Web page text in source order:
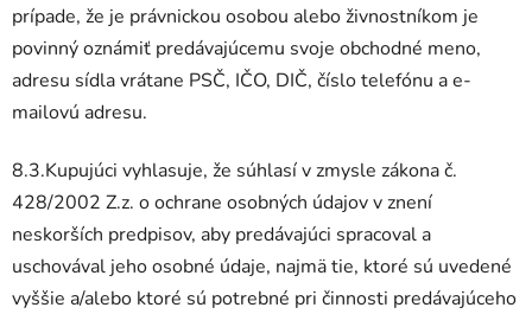
prípade, že je právnickou osobou alebo živnostníkom je
povinný oznámiť predávajúcemu svoje obchodné meno,
adresu sídla vrátane PSČ, IČO, DIČ, číslo telefónu a e-
mailovú adresu.
8.3.Kupujúci vyhlasuje, že súhlasí v zmysle zákona č.
428/2002 Z.z. o ochrane osobných údajov v znení
neskorších predpisov, aby predávajúci spracoval a
uschovával jeho osobné údaje, najmä tie, ktoré sú uvedené
vyššie a/alebo ktoré sú potrebné pri činnosti predávajúceho